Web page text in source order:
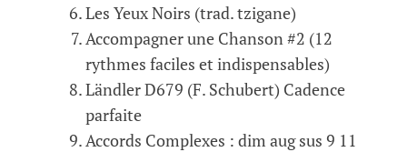
Les Yeux Noirs (trad. tzigane)
Accompagner une Chanson #2 (12
rythmes faciles et indispensables)
Ländler D679 (F. Schubert) Cadence
parfaite
Accords Complexes : dim aug sus 9 11